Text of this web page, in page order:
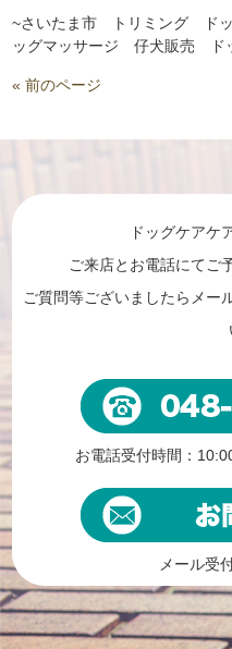
~さいたま市 トリミング ド
ッグマッサージ 仔犬販売 ド
« 前のページ
ドッグケア
ご来店とお電話にてご
ご質問等ございましたらメー
お電話受付時間：
メール受